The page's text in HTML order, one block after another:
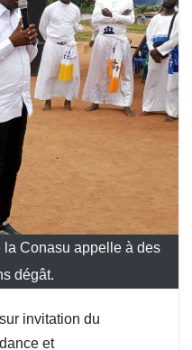
Conasu appelle à des
dégât.
invitation du
et